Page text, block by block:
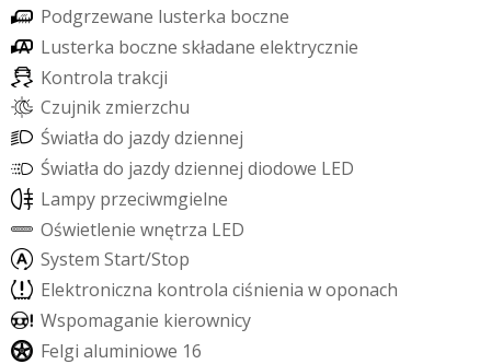
Podgrzewane lusterka boczne
Lusterka boczne składane elektrycznie
Kontrola trakcji
Czujnik zmierzchu
Światła do jazdydziennej
Światła do jazdydziennej diodowe LED
Lampy przeciwmgielne
Oświetlenie wnętrza LED
System Start/Stop
Elektroniczna kontrola ciśnienia woponach
Wspomaganie kierownicy
Felgi aluminiowe 16